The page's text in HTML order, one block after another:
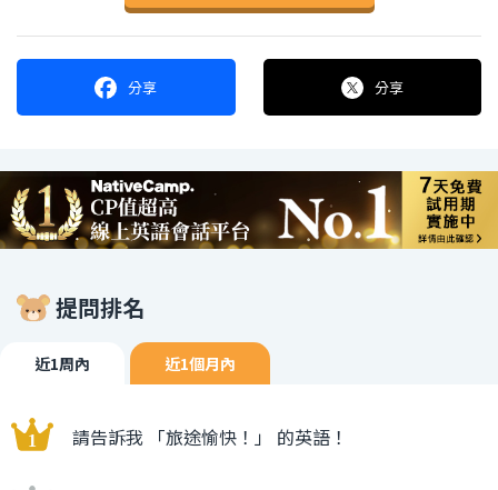
分享 分享
提問排名
近1周內 近1個月內
請告訴我 「旅途愉快！」 的英語！